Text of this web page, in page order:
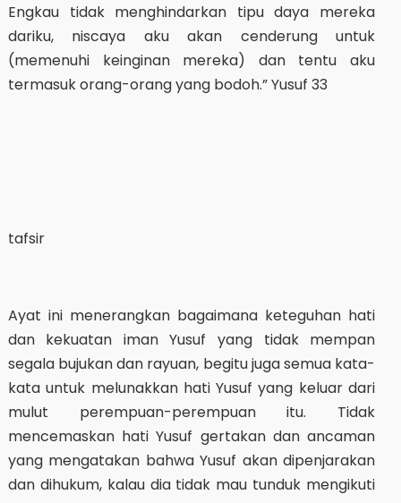
Engkau tidak menghindarkan tipu daya mereka
dariku, niscaya aku akan cenderung untuk
(memenuhi keinginan mereka) dan tentu aku
termasuk orang-orang yang bodoh.” Yusuf 33
tafsir
Ayat ini menerangkan bagaimana keteguhan hati
dan kekuatan iman Yusuf yang tidak mempan
segala bujukan dan rayuan, begitu juga semua kata-
kata untuk melunakkan hati Yusuf yang keluar dari
mulut perempuan-perempuan itu. Tidak
mencemaskan hati Yusuf gertakan dan ancaman
yang mengatakan bahwa Yusuf akan dipenjarakan
dan dihukum, kalau dia tidak mau tunduk mengikuti